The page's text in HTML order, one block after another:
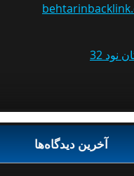
32
آخرین دیدگاه‌ها